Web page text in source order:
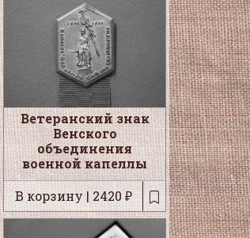
Ветеранский знак
Венского
объединения
военной капеллы
В корзину | 2420 ₽